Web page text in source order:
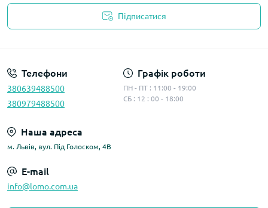
Підписатися
Телефони
380639488500
380979488500
Графік роботи
ПН - ПТ : 11:00 - 19:00
СБ : 12 : 00 - 18:00
Наша адреса
м. Львів, вул. Під Голоском, 4В
E-mail
info@lomo.com.ua